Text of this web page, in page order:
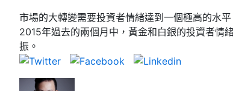
市場的大轉變需要投資者情緒達到一個極高的水平
2015年過去的兩個月中，黃金和白銀的投資者情
振。